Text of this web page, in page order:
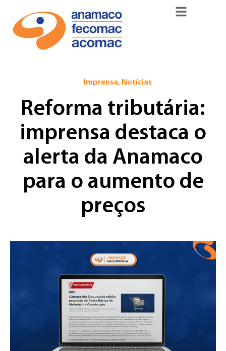
Imprensa, Notícias
Reforma tributária:
imprensa destaca o
alerta da Anamaco
para o aumento de
preços